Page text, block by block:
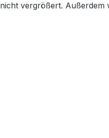
vergrößert.